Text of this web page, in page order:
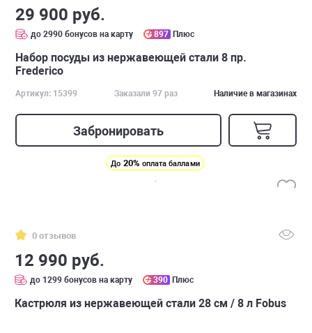
29 900 руб.
до 2990 бонусов на карту 897 Плюс
Набор посуды из нержавеющей стали 8 пр.
Frederico
Артикул: 15399 Заказали 97 раз Наличие в магазинах
Забронировать
До 20% оплата баллами
0 отзывов
12 990 руб.
до 1299 бонусов на карту 390 Плюс
Кастрюля из нержавеющей стали 28 см / 8 л Fobus